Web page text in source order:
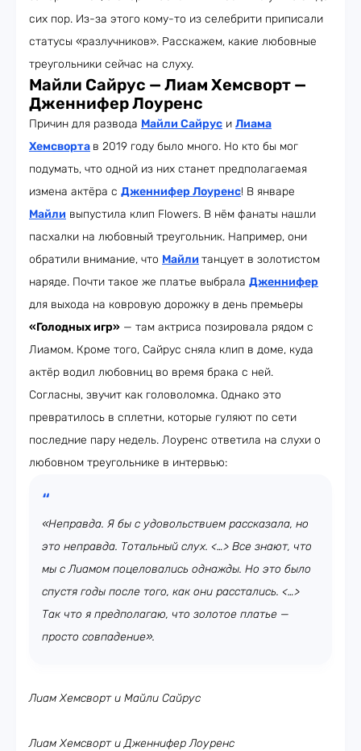
сих пор. Из-за этого кому-то из селебрити приписали
статусы «разлучников». Расскажем, какие любовные
треугольники сейчас на слуху.
Майли Сайрус — Лиам Хемсворт —
Дженнифер Лоуренс
Причин для развода Майли Сайрус и Лиама
Хемсворта в 2019 году было много. Но кто бы мог
подумать, что одной из них станет предполагаемая
измена актёра с Дженнифер Лоуренс! В январе
Майли выпустила клип Flowers. В нём фанаты нашли
пасхалки на любовный треугольник. Например, они
обратили внимание, что Майли танцует в золотистом
наряде. Почти такое же платье выбрала Дженнифер
для выхода на ковровую дорожку в день премьеры
«Голодных игр» — там актриса позировала рядом с
Лиамом. Кроме того, Сайрус сняла клип в доме, куда
актёр водил любовниц во время брака с ней.
Согласны, звучит как головоломка. Однако это
превратилось в сплетни, которые гуляют по сети
последние пару недель. Лоуренс ответила на слухи о
любовном треугольнике в интервью:
«Неправда. Я бы с удовольствием рассказала, но
это неправда. Тотальный слух. <…> Все знают, что
мы с Лиамом поцеловались однажды. Но это было
спустя годы после того, как они расстались. <…>
Так что я предполагаю, что золотое платье —
просто совпадение».
Лиам Хемсворт и Майли Сайрус
Лиам Хемсворт и Дженнифер Лоуренс